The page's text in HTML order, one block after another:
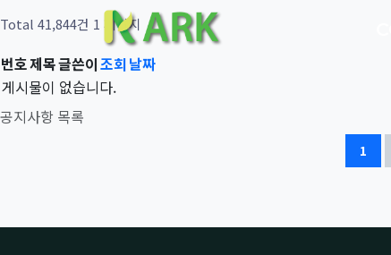
Total 41,844건 1 페이지
공지사항 목록
번호제목글쓴이조회날짜
게시물이 없습니다.
1